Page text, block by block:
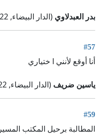
بدر العبدلاوي (الدار البيضاء, 2022-05-27)
#57
أنا أوقع لأنني ا ختياري
ياسين ضريف (الدار البيضاء, 2022-05-27)
#59
المطالبة برحيل المكتب المسير